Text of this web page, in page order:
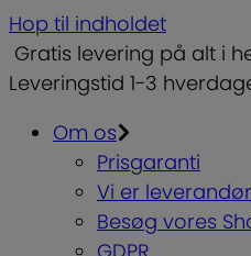
Hop til indholdet
Gratis levering på alt i
Leveringstid 1-3
Om os
Prisgaranti
Vi er
Besøg vores